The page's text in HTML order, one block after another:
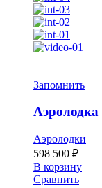
Запомнить
Аэролодка
Аэролодки
598 500 ₽
В корзину
Сравнить